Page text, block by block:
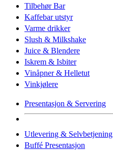
Tilbehør Bar
Kaffebar utstyr
Varme drikker
Slush & Milkshake
Juice & Blendere
Iskrem & Isbiter
Vinåpner & Helletut
Vinkjølere
Presentasjon & Servering
Utlevering & Selvbetjening
Buffé Presentasjon